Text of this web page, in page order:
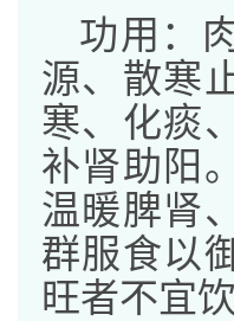
功用：
源、散寒
寒、化痰
补肾助阳
温暖脾肾
群服食以
旺者不宜